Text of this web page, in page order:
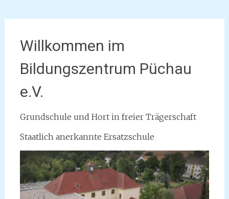
Willkommen im
Bildungszentrum Püchau
e.V.
Grundschule und Hort in freier Trägerschaft
Staatlich anerkannte Ersatzschule